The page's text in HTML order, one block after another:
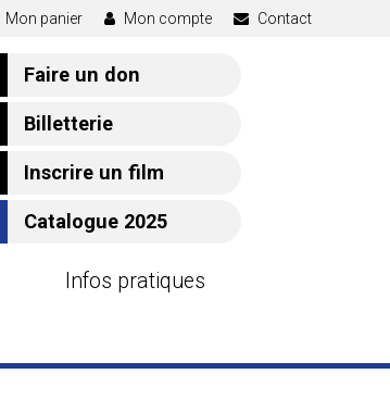
Mon panier Mon compte Contact
Faire un don
Billetterie
Inscrire un film
Catalogue 2025
Infos pratiques